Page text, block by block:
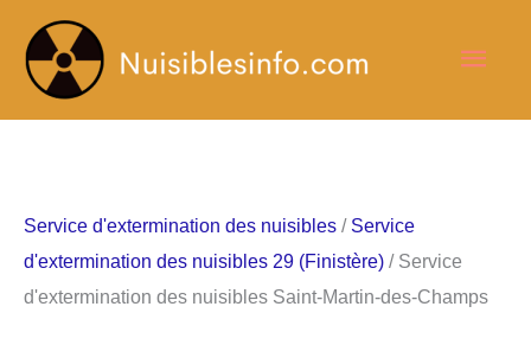
contenu
Service d'extermination des nuisibles / Service
d'extermination des nuisibles 29 (Finistère) / Service
d'extermination des nuisibles Saint-Martin-des-Champs